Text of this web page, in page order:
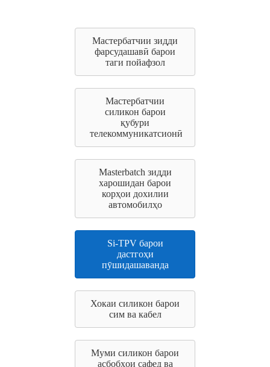
Мастербатчии зидди
фарсудашавӣ барои
таги пойафзол
Мастербатчии
силикон барои
қубури
телекоммуникатсионӣ
Masterbatch зидди
харошидан барои
корҳои дохилии
автомобилҳо
Si-TPV барои
дастгоҳи
пӯшидашаванда
Хокаи силикон барои
сим ва кабел
Муми силикон барои
асбобҳои сафед ва